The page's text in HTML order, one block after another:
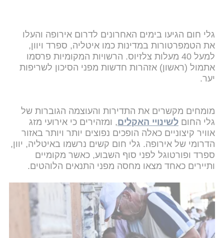
גלי חום הגיעו בימים האחרונים לדרום אירופה והעלו
את הטמפרטורות במדינות כמו איטליה, ספרד ויוון,
למעל 40 מעלות צלזיוס. הרשויות המקומיות פרסמו
אתמול (ראשון) אזהרות חדשות מפני הסיכון לשריפות
יער.
מומחים מקשרים את התדירות והעוצמה הגוברות של
גלי החום לשינויי האקלים, ומזהירים כי אירועי מזג
אוויר קיצוניים כאלה הופכים נפוצים יותר ויותר באזור
הדרומי של אירופה. גלי חום קשים נרשמו באיטליה, יוון,
ספרד ופורטוגל לפני סוף השבוע, כאשר מקומיים
ותיירים כאחד מצאו מחסה מפני התנאים הלוהטים.